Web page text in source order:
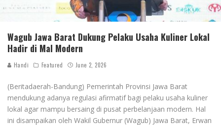
Wagub Jawa Barat Dukung Pelaku Usaha Kuliner Lokal
Hadir di Mal Modern
Handi Featured June 2, 2026
(Beritadaerah-Bandung) Pemerintah Provinsi Jawa Barat
mendukung adanya regulasi afirmatif bagi pelaku usaha kuliner
lokal agar mampu bersaing di pusat perbelanjaan modern. Hal
ini disampaikan oleh Wakil Gubernur (Wagub) Jawa Barat, Erwan